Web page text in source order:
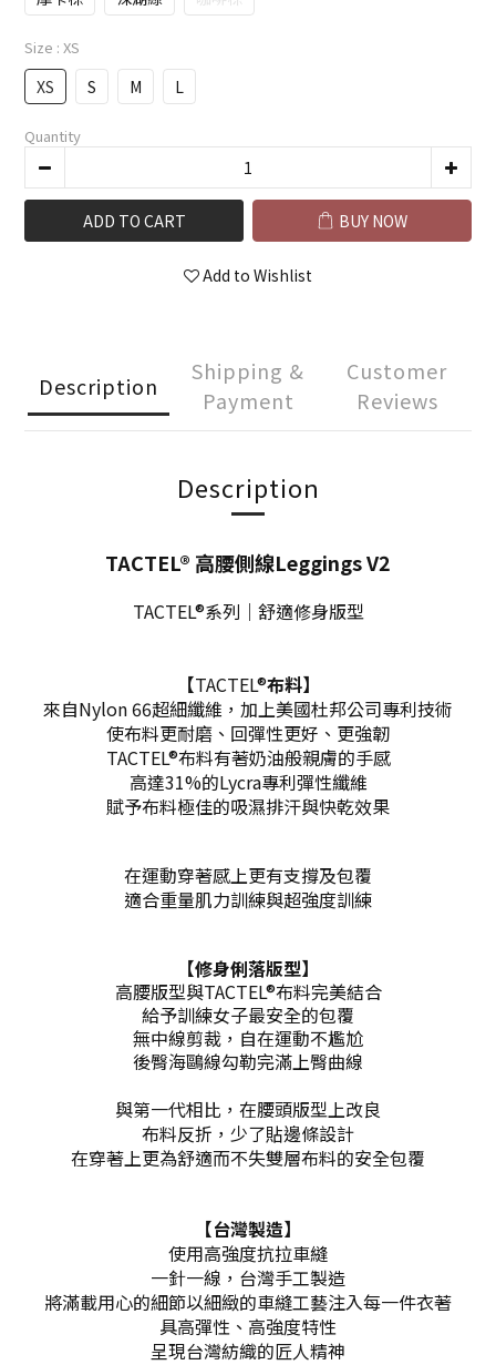
Size : XS
XS S M L
Quantity
ADD TO CART BUY NOW
Add to Wishlist
Description
Shipping &
Payment
Customer
Reviews
Description
TACTEL® 高腰側線Leggings V2
TACTEL®系列｜舒適修身版型
【TACTEL®布料】
來自Nylon 66超細纖維，加上美國杜邦公司專利技術
使布料更耐磨、回彈性更好、更強韌
TACTEL®布料有著奶油般親膚的手感
高達31%的Lycra專利彈性纖維
賦予布料極佳的吸濕排汗與快乾效果
在運動穿著感上更有支撐及包覆
適合重量肌力訓練與超強度訓練
【修身俐落版型】
高腰版型與TACTEL®布料完美結合
給予訓練女子最安全的包覆
無中線剪裁，自在運動不尷尬
後臀海鷗線勾勒完滿上臀曲線
與第一代相比，在腰頭版型上改良
布料反折，少了貼邊條設計
在穿著上更為舒適而不失雙層布料的安全包覆
【台灣製造】
使用高強度抗拉車縫
一針一線，台灣手工製造
將滿載用心的細節以細緻的車縫工藝注入每一件衣著
具高彈性、高強度特性
呈現台灣紡織的匠人精神